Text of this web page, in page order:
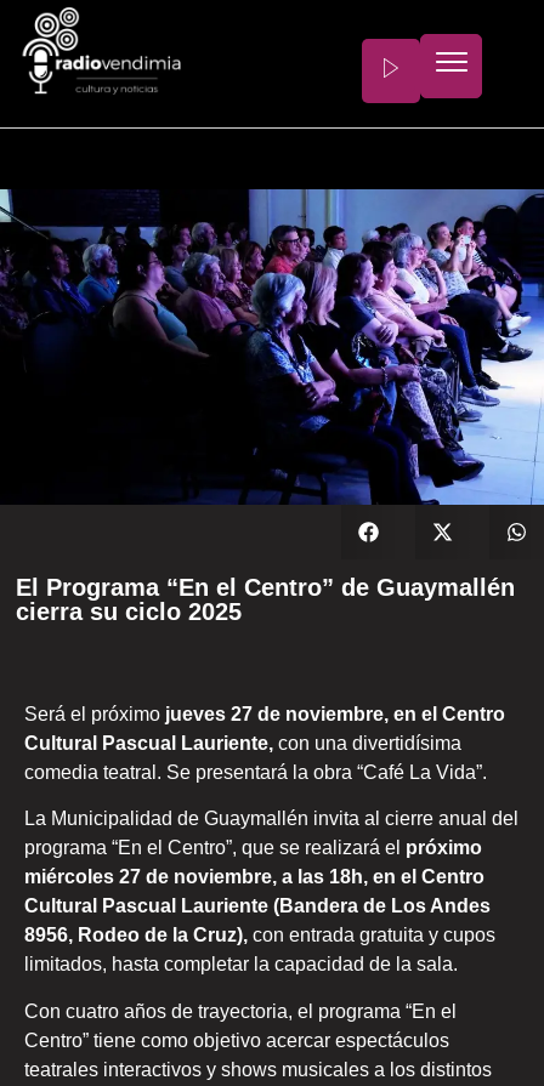
El Programa “En el Centro” de Guaymallén
cierra su ciclo 2025
Será el próximo jueves 27 de noviembre, en el Centro
Cultural Pascual Lauriente, con una divertidísima
comedia teatral. Se presentará la obra “Café La Vida”.
La Municipalidad de Guaymallén invita al cierre anual del
programa “En el Centro”, que se realizará el próximo
miércoles 27 de noviembre, a las 18h, en el Centro
Cultural Pascual Lauriente (Bandera de Los Andes
8956, Rodeo de la Cruz), con entrada gratuita y cupos
limitados, hasta completar la capacidad de la sala.
Con cuatro años de trayectoria, el programa “En el
Centro” tiene como objetivo acercar espectáculos
teatrales interactivos y shows musicales a los distintos